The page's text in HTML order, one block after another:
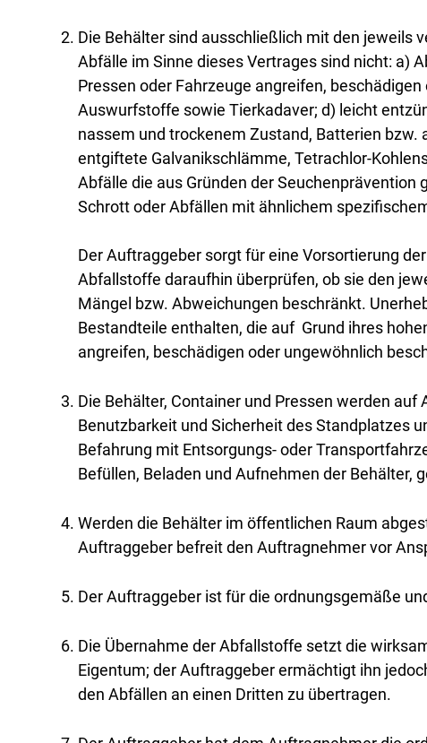
Die Behälter sind ausschließlich mit den jeweils
Abfälle im Sinne dieses Vertrages sind nicht: a)
Pressen oder Fahrzeuge angreifen,
Auswurfstoffe sowie Tierkadaver; d) leicht
nassem und trockenem Zustand, Batterien
entgiftete Galvanikschlämme, Tetrachlor-
Abfälle die aus Gründen der
Schrott oder Abfällen mit ähnlichem
Der Auftraggeber sorgt für eine Vorsortierung
Abfallstoffe daraufhin überprüfen, ob sie den
Mängel bzw. Abweichungen beschränkt.
Bestandteile enthalten, die auf Grund ihres
angreifen, beschädigen oder ungewöhnlich
Die Behälter, Container und Pressen werden
Benutzbarkeit und Sicherheit des Standplatzes
Befahrung mit Entsorgungs- oder
Befüllen, Beladen und Aufnehmen der
Werden die Behälter im öffentlichen Raum
Auftraggeber befreit den Auftragnehmer vor
Der Auftraggeber ist für die ordnungsgemäße
Die Übernahme der Abfallstoffe setzt die
Eigentum; der Auftraggeber ermächtigt ihn
den Abfällen an einen Dritten zu übertragen.